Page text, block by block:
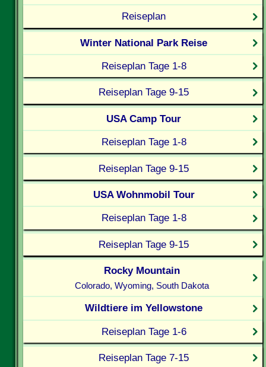
Reiseplan
Winter National Park Reise
Reiseplan Tage 1-8
Reiseplan Tage 9-15
USA Camp Tour
Reiseplan Tage 1-8
Reiseplan Tage 9-15
USA Wohnmobil Tour
Reiseplan Tage 1-8
Reiseplan Tage 9-15
Rocky Mountain
Colorado, Wyoming, South Dakota
Wildtiere im Yellowstone
Reiseplan Tage 1-6
Reiseplan Tage 7-15